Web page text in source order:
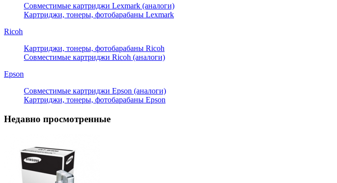
Совместимые картриджи Lexmark (аналоги)
Картриджи, тонеры, фотобарабаны Lexmark
Ricoh
Картриджи, тонеры, фотобарабаны Ricoh
Совместимые картриджи Ricoh (аналоги)
Epson
Совместимые картриджи Epson (аналоги)
Картриджи, тонеры, фотобарабаны Epson
Недавно просмотренные